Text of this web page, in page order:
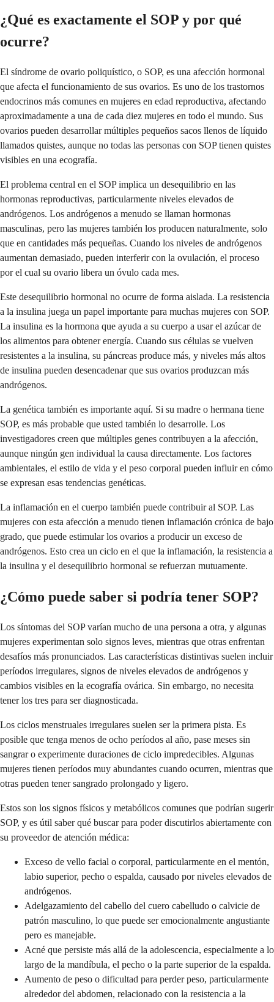
¿Qué es exactamente el SOP y por qué
ocurre?
El síndrome de ovario poliquístico, o SOP, es una afección hormonal
que afecta el funcionamiento de sus ovarios. Es uno de los trastornos
endocrinos más comunes en mujeres en edad reproductiva, afectando
aproximadamente a una de cada diez mujeres en todo el mundo. Sus
ovarios pueden desarrollar múltiples pequeños sacos llenos de líquido
llamados quistes, aunque no todas las personas con SOP tienen quistes
visibles en una ecografía.
El problema central en el SOP implica un desequilibrio en las
hormonas reproductivas, particularmente niveles elevados de
andrógenos. Los andrógenos a menudo se llaman hormonas
masculinas, pero las mujeres también los producen naturalmente, solo
que en cantidades más pequeñas. Cuando los niveles de andrógenos
aumentan demasiado, pueden interferir con la ovulación, el proceso
por el cual su ovario libera un óvulo cada mes.
Este desequilibrio hormonal no ocurre de forma aislada. La resistencia
a la insulina juega un papel importante para muchas mujeres con SOP.
La insulina es la hormona que ayuda a su cuerpo a usar el azúcar de
los alimentos para obtener energía. Cuando sus células se vuelven
resistentes a la insulina, su páncreas produce más, y niveles más altos
de insulina pueden desencadenar que sus ovarios produzcan más
andrógenos.
La genética también es importante aquí. Si su madre o hermana tiene
SOP, es más probable que usted también lo desarrolle. Los
investigadores creen que múltiples genes contribuyen a la afección,
aunque ningún gen individual la causa directamente. Los factores
ambientales, el estilo de vida y el peso corporal pueden influir en cómo
se expresan esas tendencias genéticas.
La inflamación en el cuerpo también puede contribuir al SOP. Las
mujeres con esta afección a menudo tienen inflamación crónica de bajo
grado, que puede estimular los ovarios a producir un exceso de
andrógenos. Esto crea un ciclo en el que la inflamación, la resistencia a
la insulina y el desequilibrio hormonal se refuerzan mutuamente.
¿Cómo puede saber si podría tener SOP?
Los síntomas del SOP varían mucho de una persona a otra, y algunas
mujeres experimentan solo signos leves, mientras que otras enfrentan
desafíos más pronunciados. Las características distintivas suelen incluir
períodos irregulares, signos de niveles elevados de andrógenos y
cambios visibles en la ecografía ovárica. Sin embargo, no necesita
tener los tres para ser diagnosticada.
Los ciclos menstruales irregulares suelen ser la primera pista. Es
posible que tenga menos de ocho períodos al año, pase meses sin
sangrar o experimente duraciones de ciclo impredecibles. Algunas
mujeres tienen períodos muy abundantes cuando ocurren, mientras que
otras pueden tener sangrado prolongado y ligero.
Estos son los signos físicos y metabólicos comunes que podrían sugerir
SOP, y es útil saber qué buscar para poder discutirlos abiertamente con
su proveedor de atención médica:
Exceso de vello facial o corporal, particularmente en el mentón,
labio superior, pecho o espalda, causado por niveles elevados de
andrógenos.
Adelgazamiento del cabello del cuero cabelludo o calvicie de
patrón masculino, lo que puede ser emocionalmente angustiante
pero es manejable.
Acné que persiste más allá de la adolescencia, especialmente a lo
largo de la mandíbula, el pecho o la parte superior de la espalda.
Aumento de peso o dificultad para perder peso, particularmente
alrededor del abdomen, relacionado con la resistencia a la